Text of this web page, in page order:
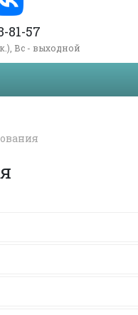
81-57
Вс - выходной